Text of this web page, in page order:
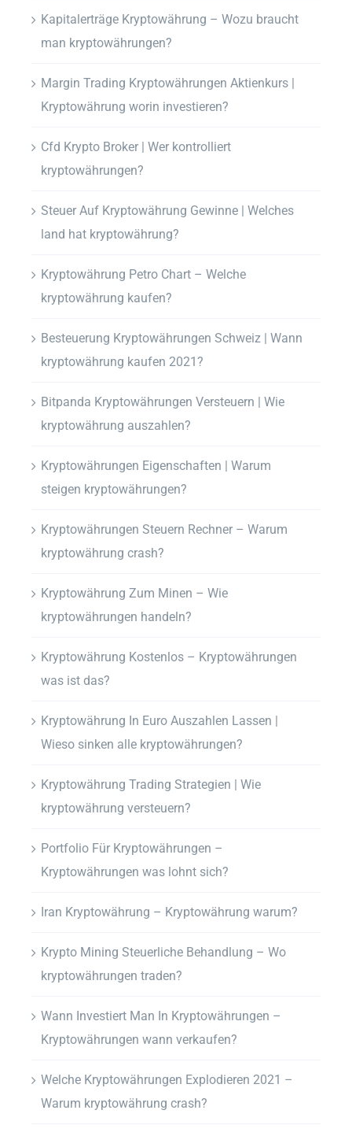
Kapitalerträge Kryptowährung – Wozu braucht
man kryptowährungen?
Margin Trading Kryptowährungen Aktienkurs |
Kryptowährung worin investieren?
Cfd Krypto Broker | Wer kontrolliert
kryptowährungen?
Steuer Auf Kryptowährung Gewinne | Welches
land hat kryptowährung?
Kryptowährung Petro Chart – Welche
kryptowährung kaufen?
Besteuerung Kryptowährungen Schweiz | Wann
kryptowährung kaufen 2021?
Bitpanda Kryptowährungen Versteuern | Wie
kryptowährung auszahlen?
Kryptowährungen Eigenschaften | Warum
steigen kryptowährungen?
Kryptowährungen Steuern Rechner – Warum
kryptowährung crash?
Kryptowährung Zum Minen – Wie
kryptowährungen handeln?
Kryptowährung Kostenlos – Kryptowährungen
was ist das?
Kryptowährung In Euro Auszahlen Lassen |
Wieso sinken alle kryptowährungen?
Kryptowährung Trading Strategien | Wie
kryptowährung versteuern?
Portfolio Für Kryptowährungen –
Kryptowährungen was lohnt sich?
Iran Kryptowährung – Kryptowährung warum?
Krypto Mining Steuerliche Behandlung – Wo
kryptowährungen traden?
Wann Investiert Man In Kryptowährungen –
Kryptowährungen wann verkaufen?
Welche Kryptowährungen Explodieren 2021 –
Warum kryptowährung crash?